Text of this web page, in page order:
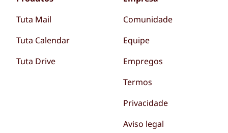
Tuta Mail
Tuta Calendar
Tuta Drive
Comunidade
Equipe
Empregos
Termos
Privacidade
Aviso legal